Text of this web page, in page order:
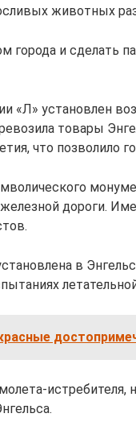
животных
города и сделать
«Л» установлен
товары
что позволило
дороги.
в